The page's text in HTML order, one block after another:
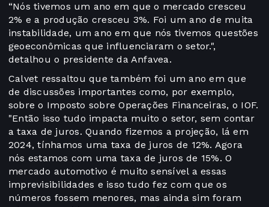
“Nós tivemos um ano em que o mercado cresceu
2% e a produção cresceu 3%. Foi um ano de muita
instabilidade, um ano em que nós tivemos questões
geoeconômicas que influenciaram o setor.",
detalhou o presidente da Anfavea.
Calvet ressaltou que também foi um ano em que
de discussões importantes como, por exemplo,
sobre o Imposto sobre Operações Financeiras, o IOF.
"Então isso tudo impacta muito o setor, sem contar
a taxa de juros. Quando fizemos a projeção, lá em
2024, tínhamos uma taxa de juros de 12%. Agora
nós estamos com uma taxa de juros de 15%. O
mercado automotivo é muito sensível a essas
imprevisibilidades e isso tudo fez com que os
números fossem menores, mas ainda sim foram